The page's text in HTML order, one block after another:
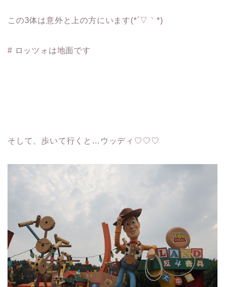
この3体は意外と上の方にいます(*´▽｀*)
# ロッツォは地面です
そして、歩いて行くと…ウッディ♡♡♡